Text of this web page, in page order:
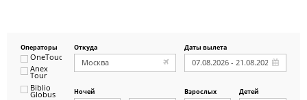
Операторы
OneTouch&Travel
Anex
Tour
Biblio
Globus
Откуда Даты вылета
Ночей Взрослых Детей